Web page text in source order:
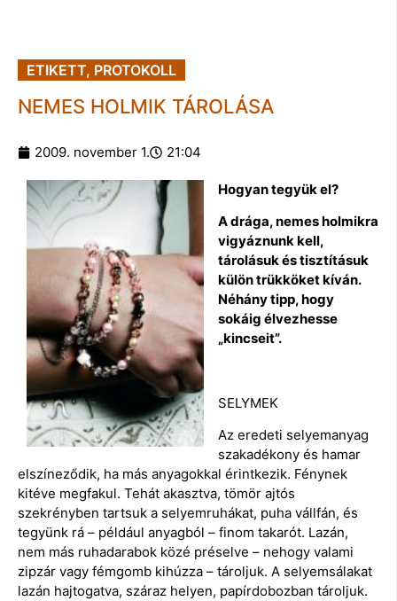
ETIKETT, PROTOKOLL
NEMES HOLMIK TÁROLÁSA
2009. november 1. 21:04
Hogyan tegyük el?
A drága, nemes holmikra
vigyáznunk kell,
tárolásuk és tisztításuk
külön trükköket kíván.
Néhány tipp, hogy
sokáig élvezhesse
„kincseit”.
SELYMEK
Az eredeti selyemanyag
szakadékony és hamar
elszíneződik, ha más anyagokkal érintkezik. Fénynek
kitéve megfakul. Tehát akasztva, tömör ajtós
szekrényben tartsuk a selyemruhákat, puha vállfán, és
tegyünk rá – például anyagból – finom takarót. Lazán,
nem más ruhadarabok közé préselve – nehogy valami
zipzár vagy fémgomb kihúzza – tároljuk. A selyemsálakat
lazán hajtogatva, száraz helyen, papírdobozban tároljuk.